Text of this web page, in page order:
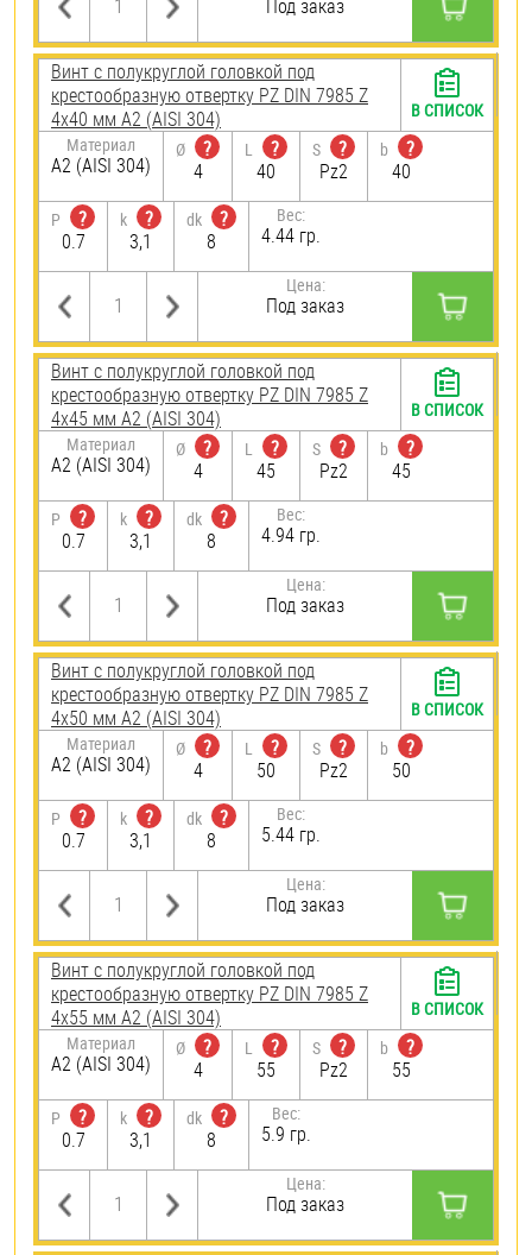
Под заказ
Винт с полукруглой головкой под
крестообразную отвертку PZ DIN 7985 Z
4х40 мм А2 (AISI 304)
Материал
А2 (AISI 304)
Ø
?
4
L
?
40
S
?
Pz2
b
?
40
P
?
0.7
k
?
3,1
dk
?
8
Вес:
4.44 гр.
Цена:
Под заказ
В СПИСОК
Винт с полукруглой головкой под
крестообразную отвертку PZ DIN 7985 Z
4х45 мм А2 (AISI 304)
Материал
А2 (AISI 304)
Ø
?
4
L
?
45
S
?
Pz2
b
?
45
P
?
0.7
k
?
3,1
dk
?
8
Вес:
4.94 гр.
Цена:
Под заказ
В СПИСОК
Винт с полукруглой головкой под
крестообразную отвертку PZ DIN 7985 Z
4х50 мм А2 (AISI 304)
Материал
А2 (AISI 304)
Ø
?
4
L
?
50
S
?
Pz2
b
?
50
P
?
0.7
k
?
3,1
dk
?
8
Вес:
5.44 гр.
Цена:
Под заказ
В СПИСОК
Винт с полукруглой головкой под
крестообразную отвертку PZ DIN 7985 Z
4х55 мм А2 (AISI 304)
Материал
А2 (AISI 304)
Ø
?
4
L
?
55
S
?
Pz2
b
?
55
P
?
0.7
k
?
3,1
dk
?
8
Вес:
5.9 гр.
Цена:
Под заказ
В СПИСОК